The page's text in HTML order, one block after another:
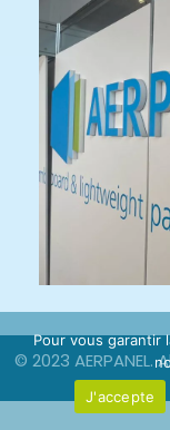
© 2023
Pour vous garantir
J'accepte